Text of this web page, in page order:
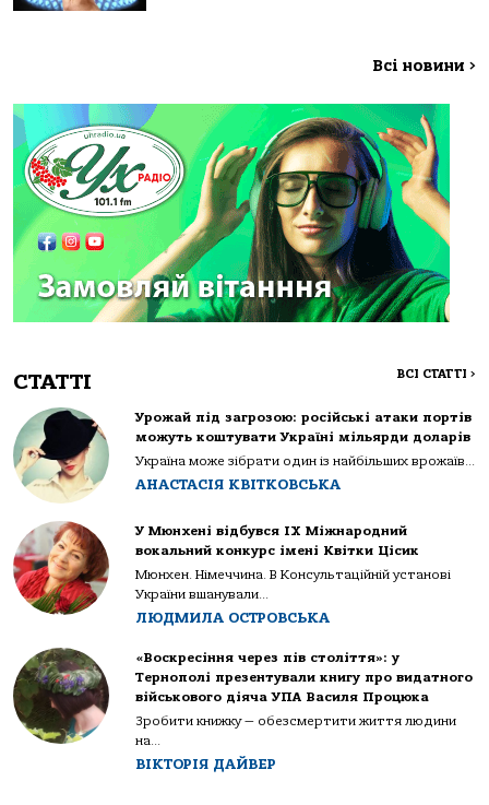
Всі новини >
СТАТТІ ВСІ СТАТТІ >
Урожай під загрозою: російські атаки портів
можуть коштувати Україні мільярди доларів
Україна може зібрати один із найбільших врожаїв...
АНАСТАСІЯ КВІТКОВСЬКА
У Мюнхені відбувся IX Міжнародний
вокальний конкурс імені Квітки Цісик
Мюнхен. Німеччина. В Консультаційній установі
України вшанували...
ЛЮДМИЛА ОСТРОВСЬКА
«Воскресіння через пів століття»: у
Тернополі презентували книгу про видатного
військового діяча УПА Василя Процюка
Зробити книжку — обезсмертити життя людини
на...
ВІКТОРІЯ ДАЙВЕР